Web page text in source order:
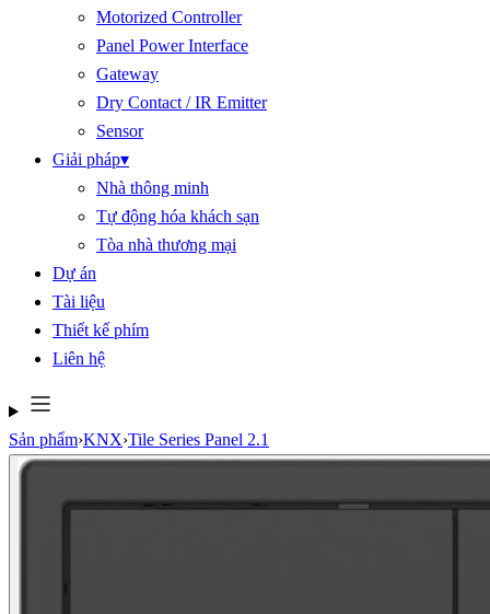
Motorized Controller
Panel Power Interface
Gateway
Dry Contact / IR Emitter
Sensor
Giải pháp▾
Nhà thông minh
Tự động hóa khách sạn
Tòa nhà thương mại
Dự án
Tài liệu
Thiết kế phím
Liên hệ
Sản phẩm›KNX›Tile Series Panel 2.1